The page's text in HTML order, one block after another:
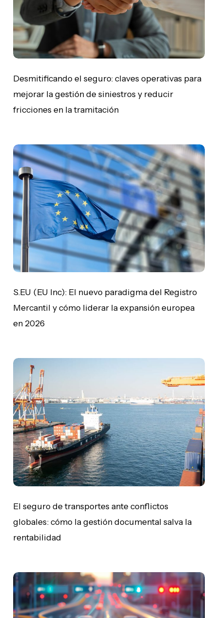
mejorar
la
gestión
de
siniestros
reducir
en
la
Desmitificando el seguro: claves operativas para
mejorar la gestión de siniestros y reducir
fricciones en la tramitación
S.EU
(EU
Inc):
nuevo
paradigma
del
Registro
Mercantil
cómo
la
europea
en
S.EU (EU Inc): El nuevo paradigma del Registro
Mercantil y cómo liderar la expansión europea
en 2026
El
seguro
de
transportes
ante
conflictos
globales:
cómo
la
gestión
documental
la
El seguro de transportes ante conflictos
globales: cómo la gestión documental salva la
rentabilidad
Retos
del
asegurador